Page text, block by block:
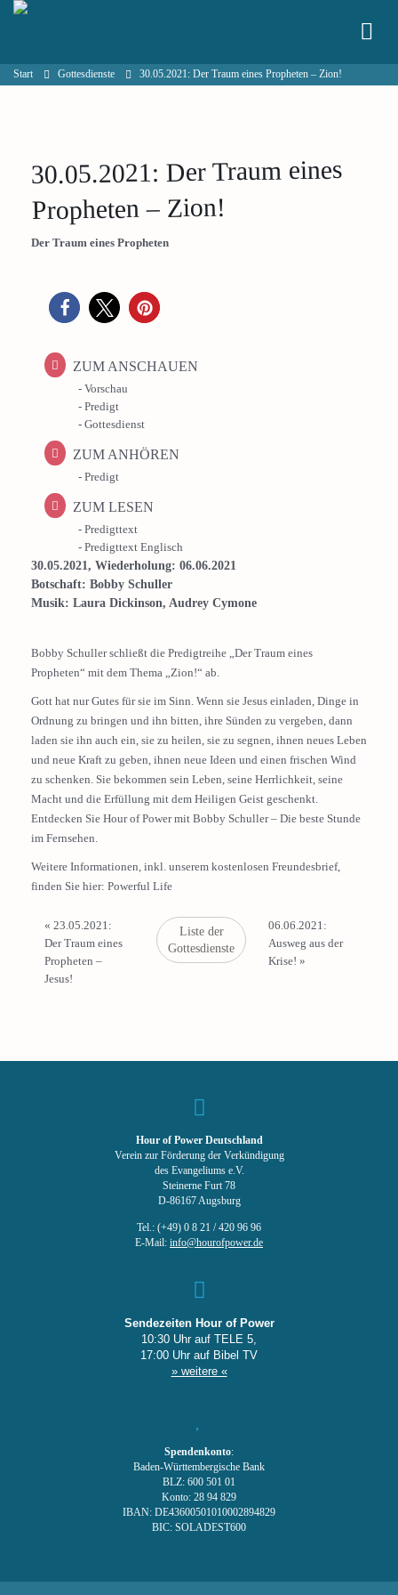
Start Gottesdienste 30.05.2021: Der Traum eines Propheten – Zion!
30.05.2021: Der Traum eines
Propheten – Zion!
Der Traum eines Propheten
ZUM ANSCHAUEN
- Vorschau
- Predigt
- Gottesdienst
ZUM ANHÖREN
- Predigt
ZUM LESEN
- Predigttext
- Predigttext Englisch
30.05.2021, Wiederholung: 06.06.2021
Botschaft: Bobby Schuller
Musik: Laura Dickinson, Audrey Cymone
Bobby Schuller schließt die Predigtreihe „Der Traum eines
Propheten“ mit dem Thema „Zion!“ ab.
Gott hat nur Gutes für sie im Sinn. Wenn sie Jesus einladen, Dinge in
Ordnung zu bringen und ihn bitten, ihre Sünden zu vergeben, dann
laden sie ihn auch ein, sie zu heilen, sie zu segnen, ihnen neues Leben
und neue Kraft zu geben, ihnen neue Ideen und einen frischen Wind
zu schenken. Sie bekommen sein Leben, seine Herrlichkeit, seine
Macht und die Erfüllung mit dem Heiligen Geist geschenkt.
Entdecken Sie Hour of Power mit Bobby Schuller – Die beste Stunde
im Fernsehen.
Weitere Informationen, inkl. unserem kostenlosen Freundesbrief,
finden Sie hier: Powerful Life
« 23.05.2021:
Der Traum eines
Propheten –
Jesus!
Liste der
Gottesdienste
06.06.2021:
Ausweg aus der
Krise! »
Hour of Power Deutschland
Verein zur Förderung der Verkündigung
des Evangeliums e.V.
Steinerne Furt 78
D-86167 Augsburg
Tel.: (+49) 0 8 21 / 420 96 96
E-Mail: info@hourofpower.de
Sendezeiten Hour of Power
10:30 Uhr auf TELE 5,
17:00 Uhr auf Bibel TV
» weitere «
Spendenkonto:
Baden-Württembergische Bank
BLZ: 600 501 01
Konto: 28 94 829
IBAN: DE43600501010002894829
BIC: SOLADEST600